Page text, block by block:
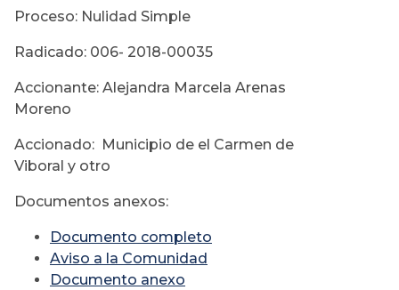
Proceso: Nulidad Simple
Radicado: 006- 2018-00035
Accionante: Alejandra Marcela Arenas
Moreno
Accionado: Municipio de el Carmen de
Viboral y otro
Documentos anexos:
Documento completo
Aviso a la Comunidad
Documento anexo